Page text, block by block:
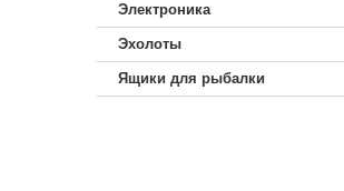
Электроника
Эхолоты
Ящики для рыбалки